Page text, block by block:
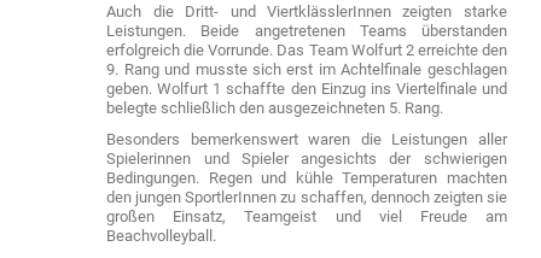
Auch die Dritt- und ViertklässlerInnen zeigten starke
Leistungen. Beide angetretenen Teams überstanden
erfolgreich die Vorrunde. Das Team Wolfurt 2 erreichte den
9. Rang und musste sich erst im Achtelfinale geschlagen
geben. Wolfurt 1 schaffte den Einzug ins Viertelfinale und
belegte schließlich den ausgezeichneten 5. Rang.
Besonders bemerkenswert waren die Leistungen aller
Spielerinnen und Spieler angesichts der schwierigen
Bedingungen. Regen und kühle Temperaturen machten
den jungen SportlerInnen zu schaffen, dennoch zeigten sie
großen Einsatz, Teamgeist und viel Freude am
Beachvolleyball.